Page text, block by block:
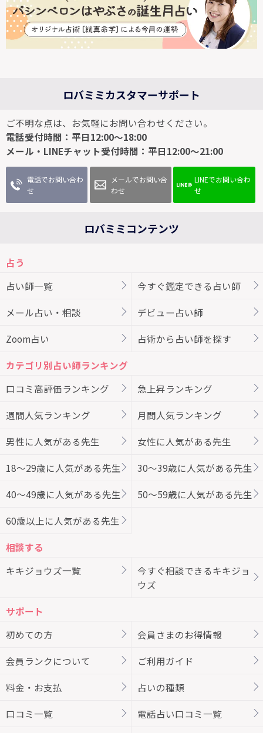
ロバミミカスタマーサポート
ご不明な点は、お気軽にお問い合わせください。
電話受付時間：平日12:00～18:00
メール・LINEチャット受付時間：平日12:00～21:00
電話でお問い合わ
せ
メールでお問い合
わせ
LINEでお問い合わ
せ
ロバミミコンテンツ
占う
占い師一覧
今すぐ鑑定できる占い師
メール占い・相談 デビュー占い師
Zoom占い 占術から占い師を探す
カテゴリ別占い師ランキング
口コミ高評価ランキング
急上昇ランキング
週間人気ランキング 月間人気ランキング
男性に人気がある先生 女性に人気がある先生
18～29歳に人気がある先生 30～39歳に人気がある先生
40～49歳に人気がある先生 50～59歳に人気がある先生
60歳以上に人気がある先生
相談する
キキジョウズ一覧
今すぐ相談できるキキジョ
ウズ
サポート
初めての方
会員さまのお得情報
会員ランクについて ご利用ガイド
料金・お支払 占いの種類
口コミ一覧 電話占い口コミ一覧